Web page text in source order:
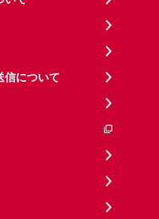
信について